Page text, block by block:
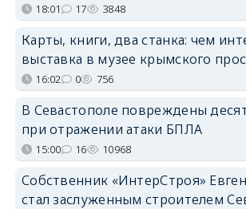
18:01 17 3848
Карты, книги, два станка: чем
выставка в музее крымского
16:02 0 756
В Севастополе повреждены
при отражении атаки БПЛА
15:00 16 10968
Собственник «ИнтерСтроя»
стал заслуженным строителем